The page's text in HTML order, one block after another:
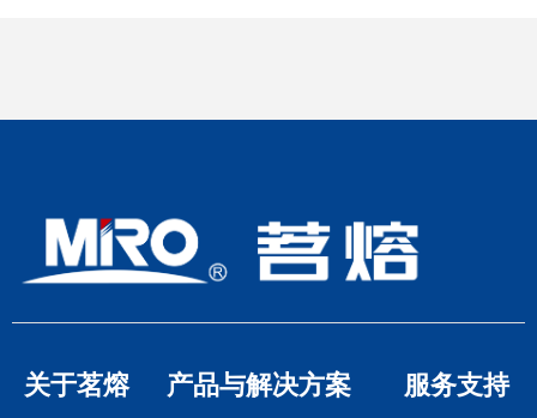
关于茗熔 产品与解决方案 服务支持